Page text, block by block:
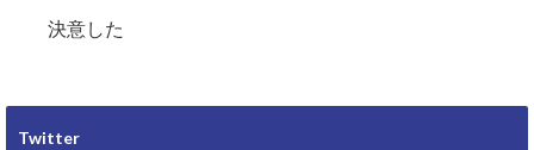
決意した
Twitter